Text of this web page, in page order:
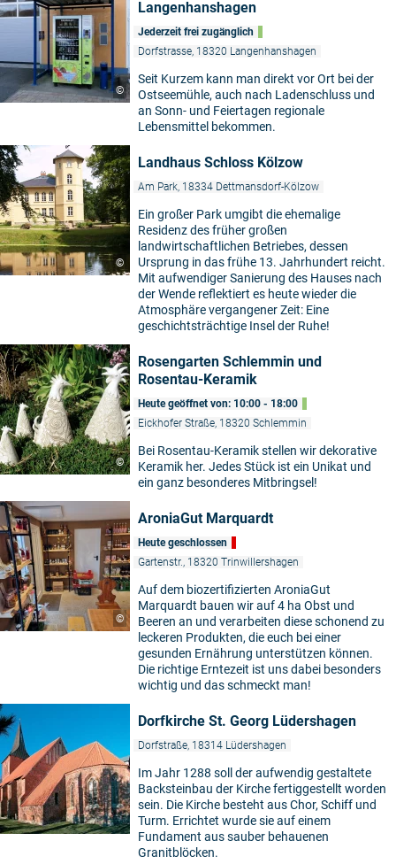
©
Langenhanshagen
Jederzeit frei zugänglich
Dorfstrasse, 18320 Langenhanshagen
Seit Kurzem kann man direkt vor Ort bei der
Ostseemühle, auch nach Ladenschluss und
an Sonn- und Feiertagen regionale
Lebensmittel bekommen.
©
Landhaus Schloss Kölzow
Am Park, 18334 Dettmansdorf-Kölzow
Ein großer Park umgibt die ehemalige
Residenz des früher großen
landwirtschaftlichen Betriebes, dessen
Ursprung in das frühe 13. Jahrhundert reicht.
Mit aufwendiger Sanierung des Hauses nach
der Wende reflektiert es heute wieder die
Atmosphäre vergangener Zeit: Eine
geschichtsträchtige Insel der Ruhe!
©
Rosengarten Schlemmin und
Rosentau-Keramik
Heute geöffnet von: 10:00 - 18:00
Eickhofer Straße, 18320 Schlemmin
Bei Rosentau-Keramik stellen wir dekorative
Keramik her. Jedes Stück ist ein Unikat und
ein ganz besonderes Mitbringsel!
©
AroniaGut Marquardt
Heute geschlossen
Gartenstr., 18320 Trinwillershagen
Auf dem biozertifizierten AroniaGut
Marquardt bauen wir auf 4 ha Obst und
Beeren an und verarbeiten diese schonend zu
leckeren Produkten, die euch bei einer
gesunden Ernährung unterstützen können.
Die richtige Erntezeit ist uns dabei besonders
wichtig und das schmeckt man!
Dorfkirche St. Georg Lüdershagen
Dorfstraße, 18314 Lüdershagen
Im Jahr 1288 soll der aufwendig gestaltete
Backsteinbau der Kirche fertiggestellt worden
sein. Die Kirche besteht aus Chor, Schiff und
Turm. Errichtet wurde sie auf einem
Fundament aus sauber behauenen
Granitblöcken.